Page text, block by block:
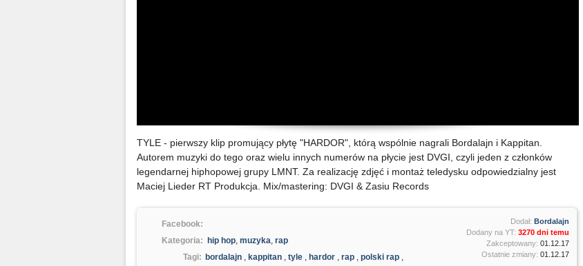
TYLE - pierwszy klip promujący płytę "HARDOR", którą wspólnie nagrali Bordalajn i Kappitan.
Autorem muzyki do tego oraz wielu innych numerów na płycie jest DVGI, czyli jeden z członków
legendarnej hiphopowej grupy LMNT. Za realizację zdjęć i montaż teledysku odpowiedzialny jest
Maciej Lieder RT Produkcja. Mix/mastering: DVGI & Zasiu Records
Facebook:
Kategoria:
hip hop, muzyka, rap
Tagi: bordalajn , kappitan , tyle , hardor , rap , polski rap ,
Dodał: Bordalajn
Dodany na YT: 3270 dni temu
Zakceptowany: 01.12.17
Ostatnie zmiany: 01.12.17